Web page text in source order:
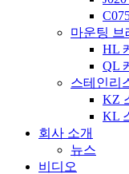
마운팅 브
HL
QL
스테인리
KZ
KL
회사 소개
뉴스
비디오